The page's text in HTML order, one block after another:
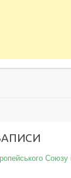
Союзу